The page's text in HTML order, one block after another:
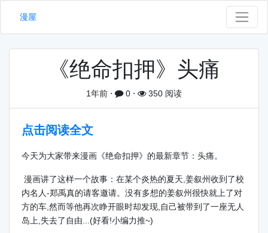
漫屋
《绝命扣押》头痛
1年前 ⋅ 0 ⋅ 350 阅读
点击阅读全文
今天为大家带来漫画《绝命扣押》的最新章节：头痛。
漫画讲了这样一个故事：在某个炎热的夏天,姜叙州收到了校
内名人-郑禹真的请客邀请。没有多想的姜叙州很快就上了对
方的车,然而等他再次睁开眼时却发现,自己被带到了一座无人
岛上,失去了自由...(好看!小编力推~)